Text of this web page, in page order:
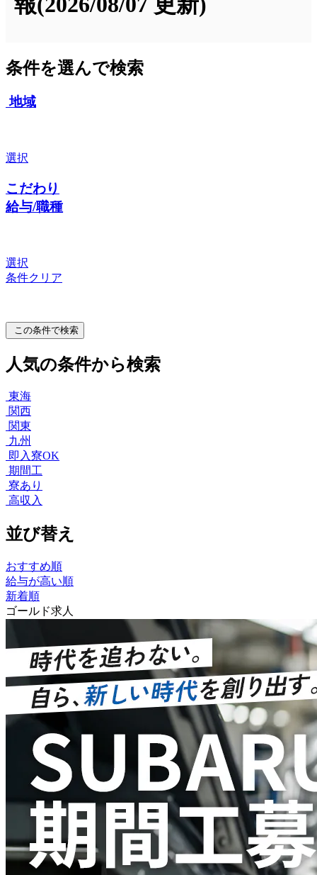
条件を選んで検索
地域
選択
こだわり
給与/職種
選択
条件クリア
この条件で検索
人気の条件から検索
東海
関西
関東
九州
即入寮OK
期間工
寮あり
高収入
並び替え
おすすめ順
給与が高い順
新着順
ゴールド求人